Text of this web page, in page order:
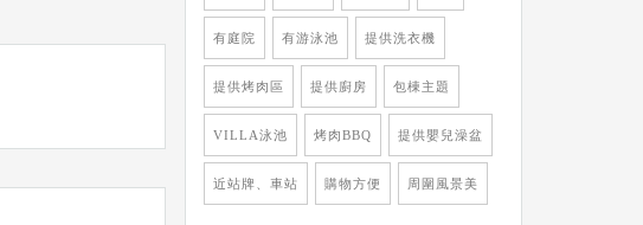
有庭院 有游泳池 提供洗衣機
提供烤肉區 提供廚房 包棟主題
VILLA泳池 烤肉BBQ 提供嬰兒澡盆
近站牌、車站 購物方便 周圍風景美